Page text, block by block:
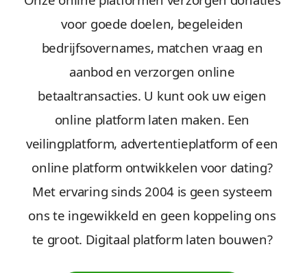
voor goede doelen, begeleiden
bedrijfsovernames, matchen vraag en
aanbod en verzorgen online
betaaltransacties. U kunt ook uw eigen
online platform laten maken. Een
veilingplatform, advertentieplatform of een
online platform ontwikkelen voor dating?
Met ervaring sinds 2004 is geen systeem
ons te ingewikkeld en geen koppeling ons
te groot. Digitaal platform laten bouwen?